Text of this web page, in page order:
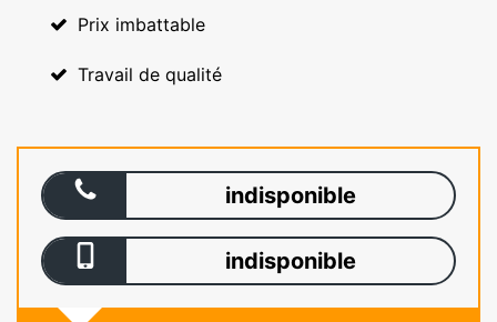
Prix imbattable
Travail de qualité
indisponible
indisponible